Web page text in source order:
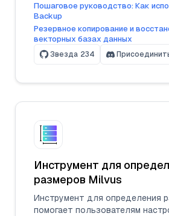
Пошаговое руководство: Как
Backup
Резервное копирование и
векторных базах данных
Звезда 234
Инструмент для
размеров Milvus
Инструмент для определения
помогает пользователям